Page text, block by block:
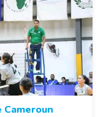
Cameroun